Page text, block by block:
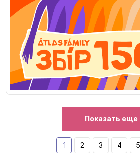
Показать еще
1 2 3 4 5